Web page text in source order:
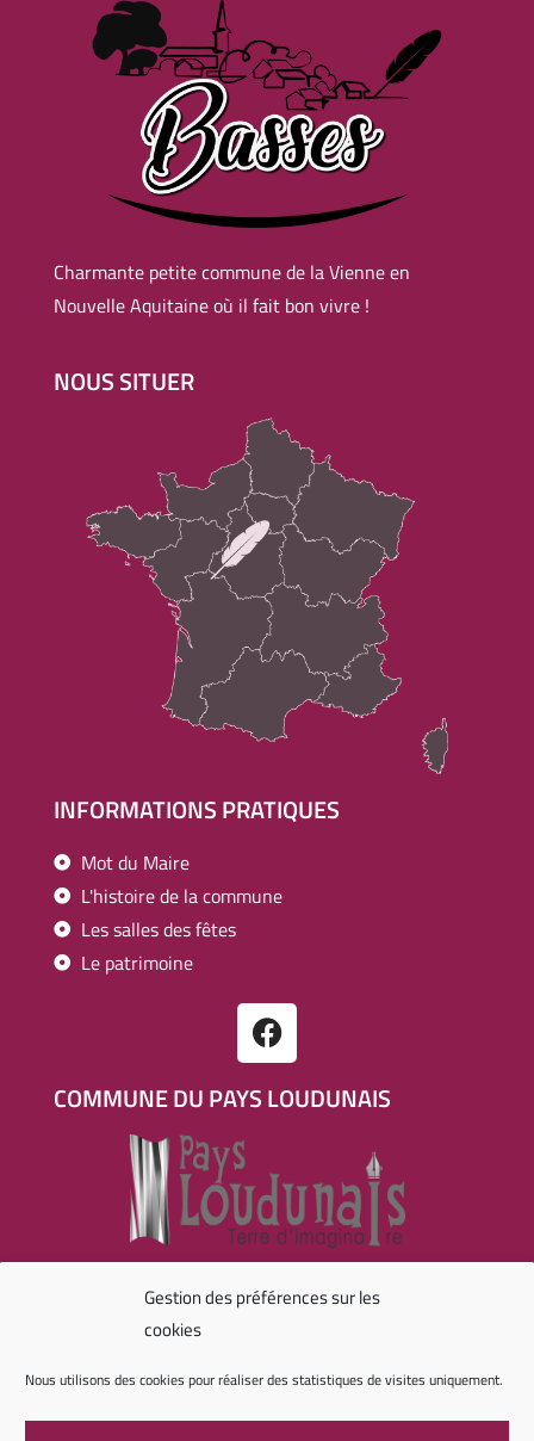
Gestion des préférences sur les
cookies
Nous utilisons des cookies pour réaliser des statistiques de visites uniquement.
Charmante petite commune de la Vienne en
Nouvelle Aquitaine où il fait bon vivre !
NOUS SITUER
INFORMATIONS PRATIQUES
Mot du Maire
L'histoire de la commune
Les salles des fêtes
Le patrimoine
COMMUNE DU PAYS LOUDUNAIS
RÉALISATION